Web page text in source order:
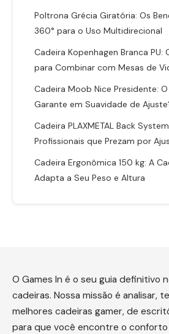
Poltrona Grécia Giratória: Os
360° para o Uso Multidirecional
Cadeira Kopenhagen Branca PU:
para Combinar com Mesas de
Cadeira Moob Nice Presidente:
Garante em Suavidade de
Cadeira PLAXMETAL Back
Profissionais que Prezam por
Cadeira Ergonômica 150 kg: A
Adapta a Seu Peso e Altura
O Games In é o seu guia definitivo
cadeiras. Nossa missão é analisar,
melhores cadeiras gamer, de
para que você encontre o